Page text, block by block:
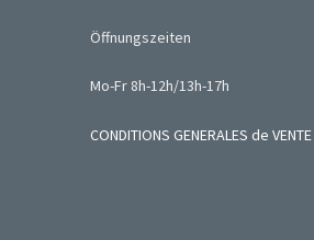
Öffnungszeiten
Mo-Fr 8h-12h/13h-17h
CONDITIONS GENERALES de VENTE